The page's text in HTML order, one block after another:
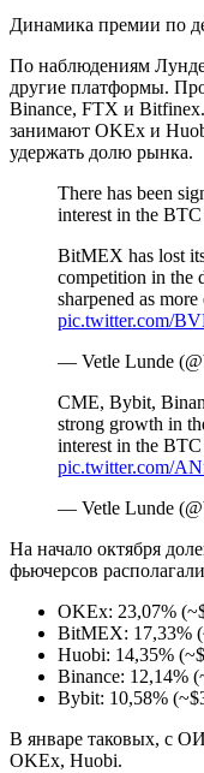
Динамика премии по
По наблюдениям
другие платформы.
Binance, FTX и
занимают OKEx и
удержать долю рынка.
There has been
interest in the
BitMEX has lost
competition in the
sharpened as
pic.twitter.com/
— Vetle Lunde
CME, Bybit,
strong growth in
interest in the
pic.twitter.com/
— Vetle Lunde
На начало октября
фьючерсов
OKEx: 23,07%
BitMEX: 17,33%
Huobi: 14,35%
Binance: 12,14%
Bybit: 10,58%
В январе таковых, с
OKEx, Huobi.